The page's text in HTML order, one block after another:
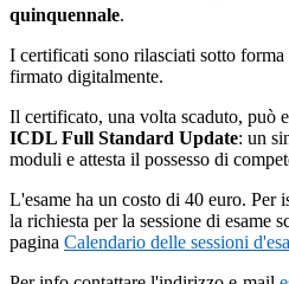
quinquennale.
I certificati sono rilasciati sotto
firmato digitalmente.
Il certificato, una volta scaduto, può
ICDL Full Standard Update: un
moduli e attesta il possesso di
L'esame ha un costo di 40 euro. Per
la richiesta per la sessione di esame
pagina Calendario delle sessioni